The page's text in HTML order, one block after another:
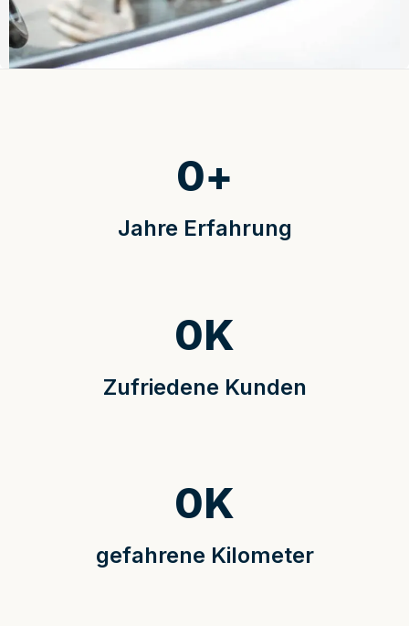
Jahre Erfahrung
0+
Zufriedene Kunden
0K
gefahrene Kilometer
0K